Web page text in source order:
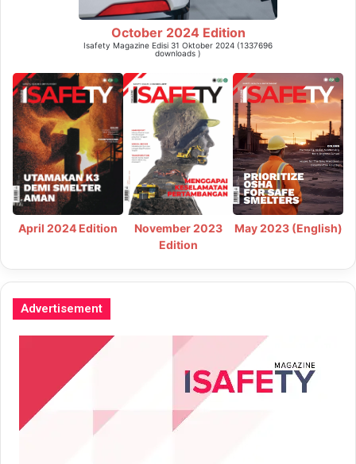
October 2024 Edition
Isafety Magazine Edisi 31 Oktober 2024 (1337696
downloads )
April 2024 Edition
November 2023
Edition
May 2023 (English)
Advertisement